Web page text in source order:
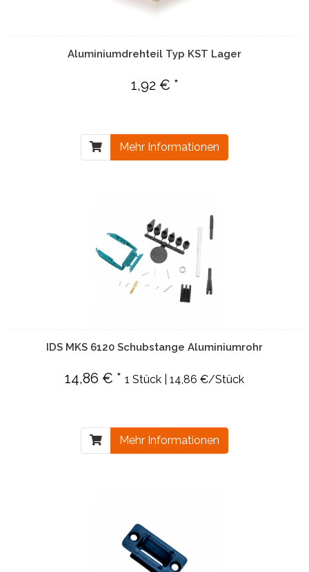
Aluminiumdrehteil Typ KST Lager
1,92 € *
Mehr Informationen
IDS MKS 6120 Schubstange Aluminiumrohr
14,86 € * 1 Stück | 14,86 €/Stück
Mehr Informationen